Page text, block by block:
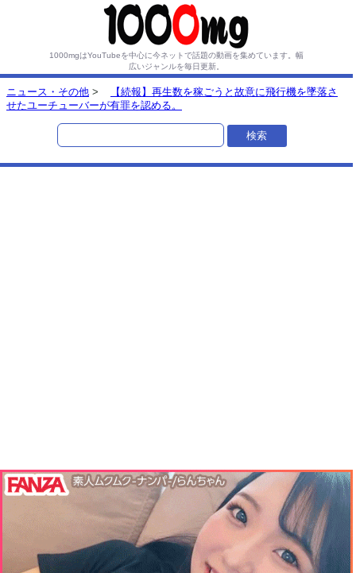
1000mgはYouTubeを中心に今ネットで話題の動画を集めています。 幅
広いジャンルを毎日更新。
ニュース・その他 >
【続報】再生数を稼ごうと故意に飛行機を墜落さ
せたユーチューバーが有罪を認める。